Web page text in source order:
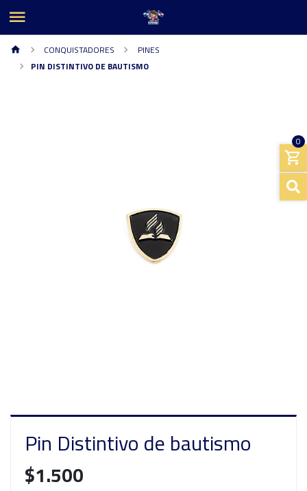
0
CONQUISTADORES
PINES
PIN DISTINTIVO DE BAUTISMO
Pin Distintivo de bautismo
$1.500